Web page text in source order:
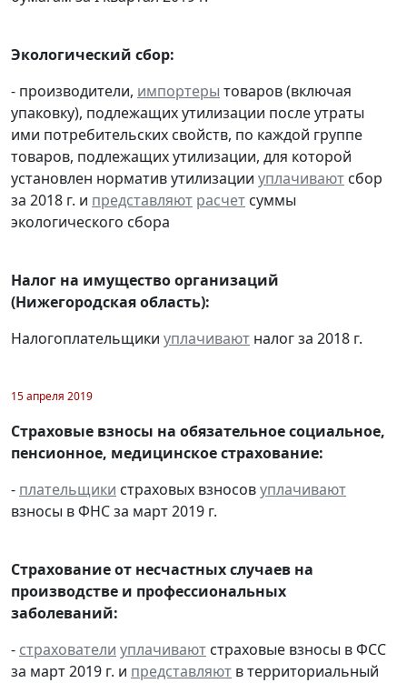
Экологический сбор:
- производители, импортеры товаров (включая
упаковку), подлежащих утилизации после утраты
ими потребительских свойств, по каждой группе
товаров, подлежащих утилизации, для которой
установлен норматив утилизации уплачивают сбор
за 2018 г. и представляют расчет суммы
экологического сбора
Налог на имущество организаций
(Нижегородская область):
Налогоплательщики уплачивают налог за 2018 г.
15 апреля 2019
Страховые взносы на обязательное социальное,
пенсионное, медицинское страхование:
- плательщики страховых взносовуплачивают
взносы в ФНС за март 2019 г.
Страхование от несчастных случаев на
производстве и профессиональных
заболеваний:
- страхователи уплачивают страховые взносы в ФСС
за март 2019 г. и представляют в территориальный